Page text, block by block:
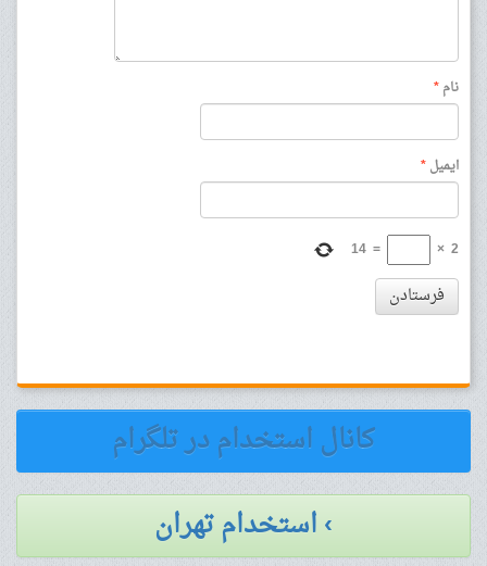
نام*
ایمیل*
2
×
=
14
فرستادن
کانال استخدام در تلگرام
› استخدام تهران